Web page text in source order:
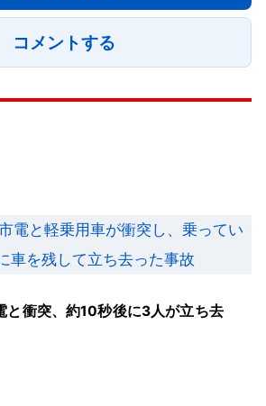
コメントする
と衝突、約10秒後に3人が立ち去